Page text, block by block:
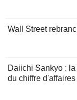
Wall Street
Daiichi Sankyo :
du chiffre d'affaires